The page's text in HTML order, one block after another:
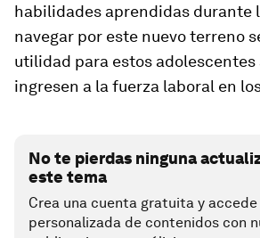
habilidades aprendidas durante
navegar por este nuevo terreno
utilidad para estos adolescentes
ingresen a la fuerza laboral en
No te pierdas ninguna
este tema
Crea una cuenta gratuita y
personalizada de contenidos con